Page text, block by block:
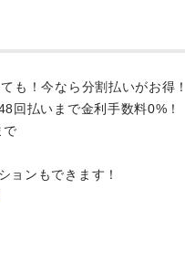
も！今なら分割払いがお得！
回払いまで金利手数料0%！
で
ョンもできます！